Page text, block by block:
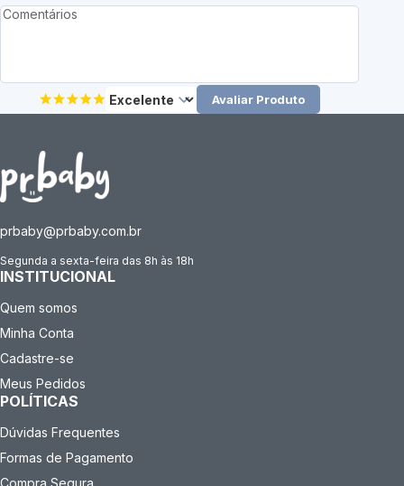
Avaliar Produto
prbaby@prbaby.com.br
Segunda a sexta-feira das 8h às 18h
INSTITUCIONAL
Quem somos
Minha Conta
Cadastre-se
Meus Pedidos
POLÍTICAS
Dúvidas Frequentes
Formas de Pagamento